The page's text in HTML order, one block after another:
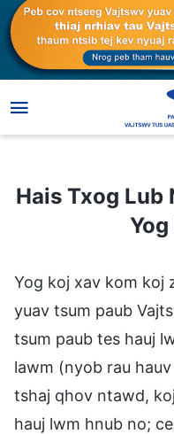
Hais Txog Lub Npe thiab
Hais Txog Lub
Yog koj xav kom koj
yuav tsum paub
tsum paub tes hauj
lawm (nyob rau
tshaj qhov ntawd,
hauj lwm hnub no;